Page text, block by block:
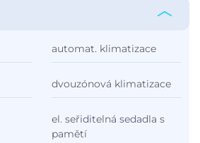
automat. klimatizace
dvouzónová klimatizace
el. seřiditelná sedadla s
pamětí